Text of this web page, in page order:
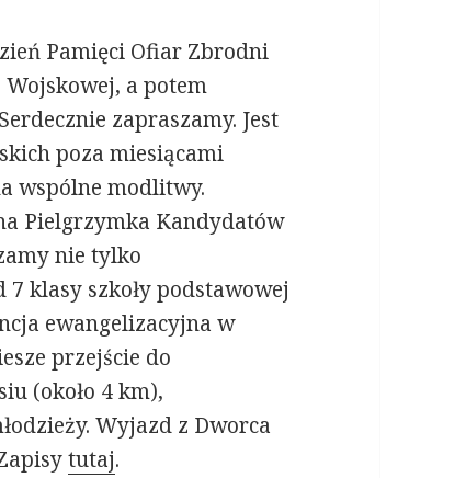
Pamięci Ofiar Zbrodni
Wojskowej, a potem
zapraszamy. Jest
poza miesiącami
wspólne modlitwy.
Pielgrzymka Kandydatów
nie tylko
klasy szkoły podstawowej
ewangelizacyjna w
przejście do
(około 4 km),
Wyjazd z Dworca
tutaj.